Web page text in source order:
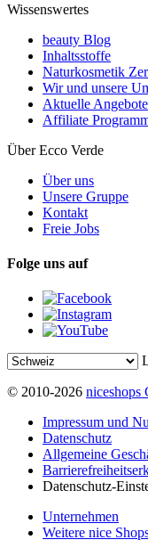
Wissenswertes
beauty Blog
Inhaltsstoffe
Naturkosmetik
Wir und unsere
Aktuelle Angebote
Affiliate
Über Ecco Verde
Über uns
Unsere Gruppe
Kontakt
Freie Jobs
Folge uns auf
© 2010-2026 niceshops
Impressum und
Datenschutz
Allgemeine
Datenschutz-
Unternehmen
Weitere nice